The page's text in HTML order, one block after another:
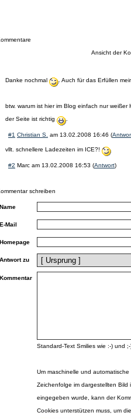
Ansicht der
Danke nochmal . Auch für das Erfüllen
btw. warum ist hier im Blog einfach nur
der Seite ist richtig
#1 Christian S. am 13.02.2008 16:46 (
vllt. schnellere Ladezeiten im ICE?!
#2 Marc am 13.02.2008 16:53 (Antwort)
schreiben
Name
E-Mail
Homepage
Antwort zu
Kommentar
Standard-Text Smilies wie :-) und
Um maschinelle und
Zeichenfolge im dargestellten
eingegeben wurde, kann der
Cookies unterstützen muss, um